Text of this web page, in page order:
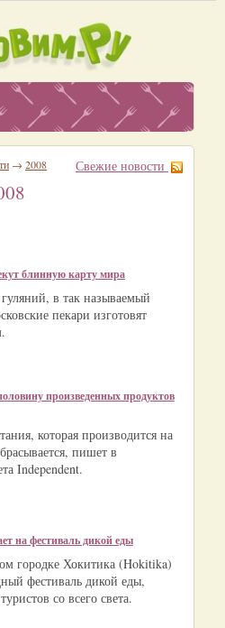
→ 2008 Свежие новости
блинную карту мира
в так называемый
пекари изготовят
произведенных продуктов
которая производится на
пишет в
Independent.
на фестиваль дикой еды
городке Хокитика (Hokitika)
фестиваль дикой еды,
со всего света.